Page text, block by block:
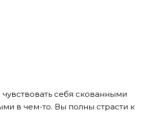
себя скованными
в чем-то. Вы полны страсти к